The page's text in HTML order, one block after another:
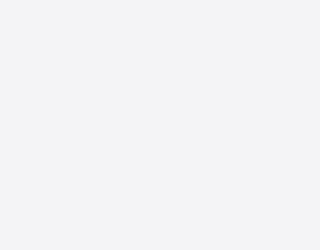
להערכת שווי נכסים. במאמר